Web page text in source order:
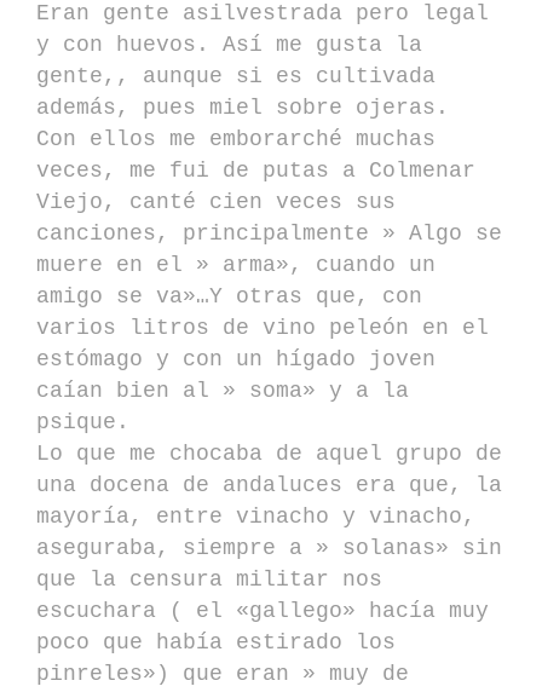
Eran gente asilvestrada pero legal
y con huevos. Así me gusta la
gente,, aunque si es cultivada
además, pues miel sobre ojeras.
Con ellos me emborarché muchas
veces, me fui de putas a Colmenar
Viejo, canté cien veces sus
canciones, principalmente » Algo se
muere en el » arma», cuando un
amigo se va»…Y otras que, con
varios litros de vino peleón en el
estómago y con un hígado joven
caían bien al » soma» y a la
psique.
Lo que me chocaba de aquel grupo de
una docena de andaluces era que, la
mayoría, entre vinacho y vinacho,
aseguraba, siempre a » solanas» sin
que la censura militar nos
escuchara ( el «gallego» hacía muy
poco que había estirado los
pinreles») que eran » muy de